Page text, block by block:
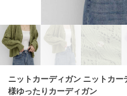
ニットカーディガン ニットカ
様ゆったりカーディガン